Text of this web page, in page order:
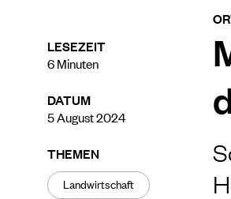
LESEZEIT
6Minuten
DATUM
5 August 2024
THEMEN
Landwirtschaft